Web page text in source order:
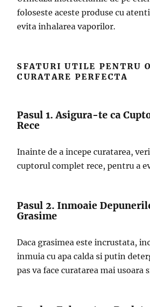
foloseste aceste produse cu
evita inhalarea vaporilor.
SFATURI UTILE PENTRU O
CURATARE PERFECTA
Pasul 1. Asigura-te ca
Rece
Inainte de a incepe curatarea,
cuptorul complet rece, pentru a
Pasul 2. Inmoaie
Grasime
Daca grasimea este incrustata,
inmuia cu apa calda si putin
pas va face curatarea mai usoara